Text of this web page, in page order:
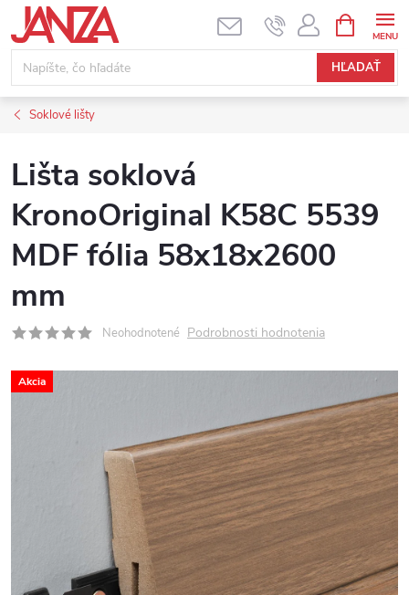
Prejsť na obsah
HĽADAŤ
Soklové lišty
Lišta soklová
KronoOriginal K58C 5539
MDF fólia 58x18x2600
mm
Neohodnotené Podrobnosti hodnotenia
Akcia